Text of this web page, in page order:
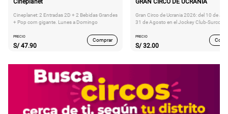
Cineplanet: 2 Entradas 2D + 2 Bebidas Grandes
+ Pop corn gigante. Lunes a Domingo
PRECIO
S/ 47.90
Comprar
Gran Circo de Ucrania 2026: del 10 de
31 de Agosto en el Jockey Club-Surco
PRECIO
S/ 32.00